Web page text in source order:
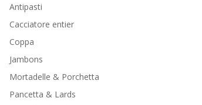
Antipasti
Cacciatore entier
Coppa
Jambons
Mortadelle & Porchetta
Pancetta & Lards